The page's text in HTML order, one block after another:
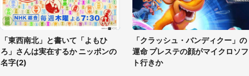
「東西南北」と書いて「よもひ
ろ」さんは実在するか ニッポンの
名字(2)
「クラッシュ・バンディクー」の
運命 プレステの顔がマイクロソフ
ト行きか